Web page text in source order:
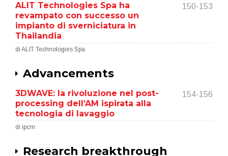
ALIT Technologies Spa ha
revampato con successo un
impianto di sverniciatura in
Thailandia
150-153
di ALIT Technologies Spa
Advancements
3DWAVE: la rivoluzione nel post-
processing dell’AM ispirata alla
tecnologia di lavaggio
154-156
di ipcm
Research breakthrough